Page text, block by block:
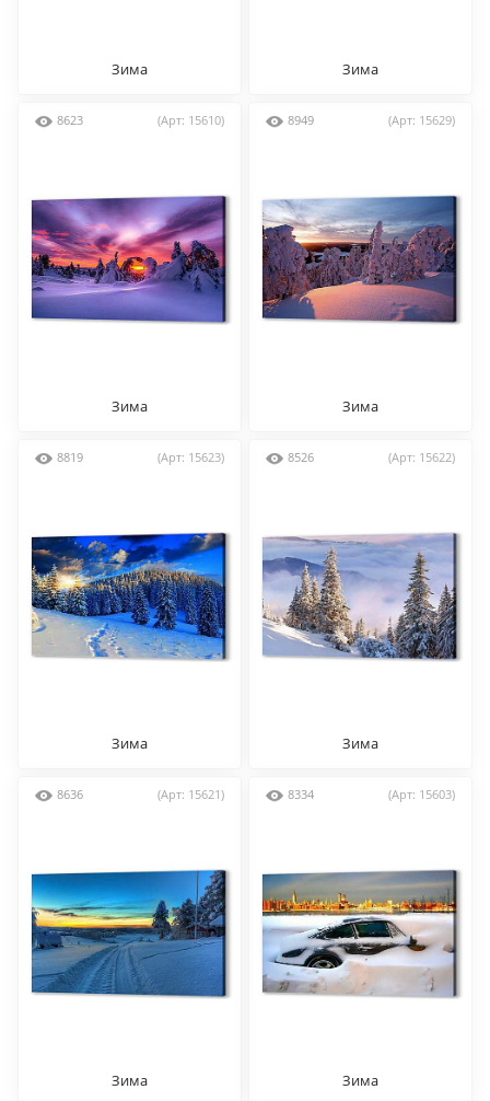
Зима Зима
8623 (Арт: 15610)
Зима
8949 (Арт: 15629)
Зима
8819 (Арт: 15623)
Зима
8526 (Арт: 15622)
Зима
8636 (Арт: 15621)
Зима
8334 (Арт: 15603)
Зима